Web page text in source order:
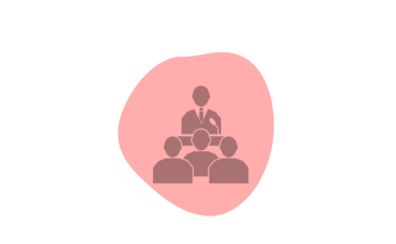
En activitats i xerrades
MÉS INFORMACIÓ